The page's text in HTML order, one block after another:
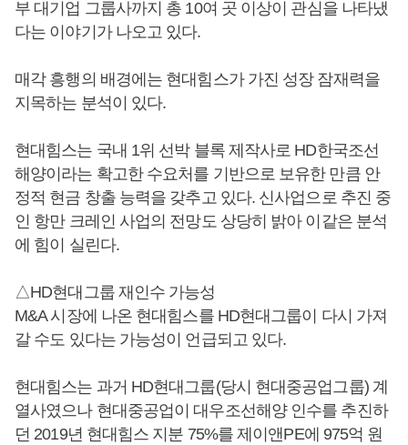
부 대기업 그룹사까지 총 10여 곳 이상이 관심을 나타냈
다는 이야기가 나오고 있다.
매각 흥행의 배경에는 현대힘스가 가진 성장 잠재력을
지목하는 분석이 있다.
현대힘스는 국내 1위 선박 블록 제작사로 HD한국조선
해양이라는 확고한 수요처를 기반으로 보유한 만큼 안
정적 현금 창출 능력을 갖추고 있다. 신사업으로 추진 중
인 항만 크레인 사업의 전망도 상당히 밝아 이같은 분석
에 힘이 실린다.
△HD현대그룹 재인수 가능성
M&A 시장에 나온 현대힘스를 HD현대그룹이 다시 가져
갈 수도 있다는 가능성이 언급되고 있다.
현대힘스는 과거 HD현대그룹(당시 현대중공업그룹) 계
열사였으나 현대중공업이 대우조선해양 인수를 추진하
던 2019년 현대힘스 지분 75%를 제이앤PE에 975억 원